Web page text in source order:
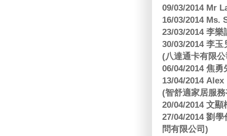
09/03/2014 Mr
16/03/2014 Ms.
23/03/2014 李
30/03/2014 李
(八達通卡有限
06/04/2014 焦
13/04/2014
(智舒適家居服
20/04/2014 文
27/04/2014 劉
問有限公司)